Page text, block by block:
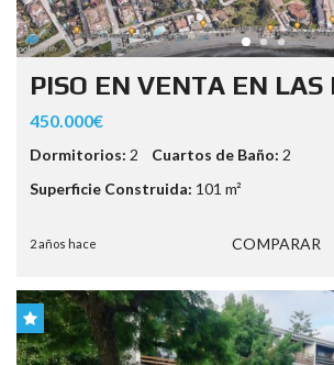
PISO EN VENTA EN LAS
450.000€
Dormitorios: 2 Cuartos de Baño: 2
Superficie Construida: 101 m²
2 años hace COMPARAR